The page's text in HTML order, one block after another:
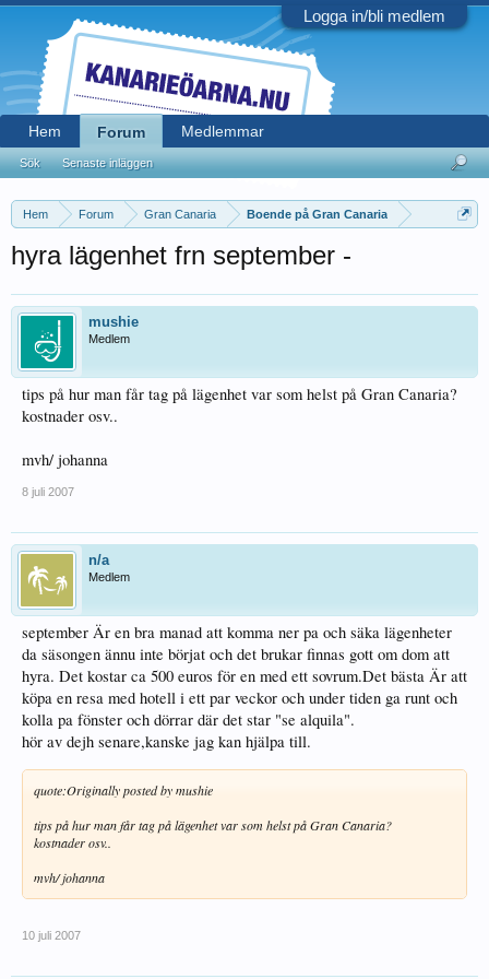
Logga in/bli medlem
Hem Forum Gran Canaria Boende på Gran Canaria
hyra lägenhet frn september -
mushie
Medlem
tips på hur man får tag på lägenhet var som helst på Gran Canaria?
kostnader osv..
mvh/ johanna
8 juli 2007
n/a
Medlem
september Är en bra manad att komma ner pa och säka lägenheter
da säsongen ännu inte börjat och det brukar finnas gott om dom att
hyra. Det kostar ca 500 euros för en med ett sovrum.Det bästa Är att
köpa en resa med hotell i ett par veckor och under tiden ga runt och
kolla pa fönster och dörrar där det star "se alquila".
hör av dejh senare,kanske jag kan hjälpa till.
quote:Originally posted by mushie
tips på hur man får tag på lägenhet var som helst på Gran Canaria?
kostnader osv..
mvh/ johanna
10 juli 2007
Hem Forum
Sök Senaste inläggen
Medlemmar